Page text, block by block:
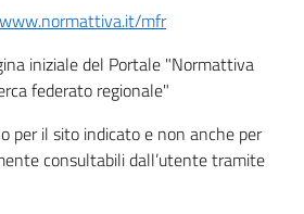
mfr
iniziale del Portale "Normattiva
federato regionale"
per il sito indicato e non anche per
consultabili dall’utente tramite